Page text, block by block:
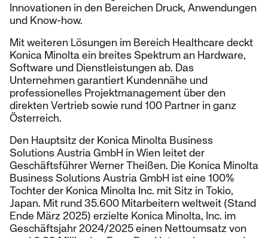
Innovationen in den Bereichen Druck, Anwendungen
und Know-how.
Mit weiteren Lösungen im Bereich Healthcare deckt
Konica Minolta ein breites Spektrum an Hardware,
Software und Dienstleistungen ab. Das
Unternehmen garantiert Kundennähe und
professionelles Projektmanagement über den
direkten Vertrieb sowie rund 100 Partner in ganz
Österreich.
Den Hauptsitz der Konica Minolta Business
Solutions Austria GmbH in Wien leitet der
Geschäftsführer Werner Theißen. Die Konica Minolta
Business Solutions Austria GmbH ist eine 100%
Tochter der Konica Minolta Inc. mit Sitz in Tokio,
Japan. Mit rund 35.600 Mitarbeitern weltweit (Stand
Ende März 2025) erzielte Konica Minolta, Inc. im
Geschäftsjahr 2024/2025 einen Nettoumsatz von